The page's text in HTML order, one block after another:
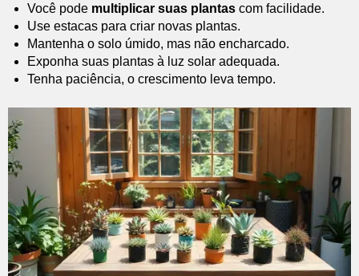
Você pode multiplicar suas plantas com facilidade.
Use estacas para criar novas plantas.
Mantenha o solo úmido, mas não encharcado.
Exponha suas plantas à luz solar adequada.
Tenha paciência, o crescimento leva tempo.